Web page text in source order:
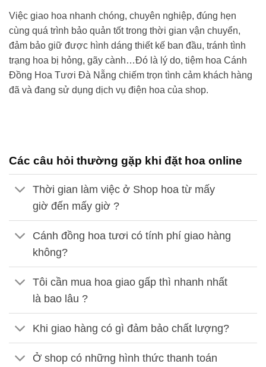
Việc giao hoa nhanh chóng, chuyên nghiệp, đúng hẹn
cùng quá trình bảo quản tốt trong thời gian vận chuyển,
đảm bảo giữ được hình dáng thiết kế ban đầu, tránh tình
trạng hoa bị hỏng, gãy cành…Đó là lý do, tiệm hoa Cánh
Đồng Hoa Tươi Đà Nẵng chiếm trọn tình cảm khách hàng
đã và đang sử dụng dịch vụ điện hoa của shop.
Các câu hỏi thường gặp khi đặt hoa online
Thời gian làm việc ở Shop hoa từ mấy
giờ đến mấy giờ ?
Cánh đồng hoa tươi có tính phí giao hàng
không?
Tôi cần mua hoa giao gấp thì nhanh nhất
là bao lâu ?
Khi giao hàng có gì đảm bảo chất lượng?
Ở shop có những hình thức thanh toán